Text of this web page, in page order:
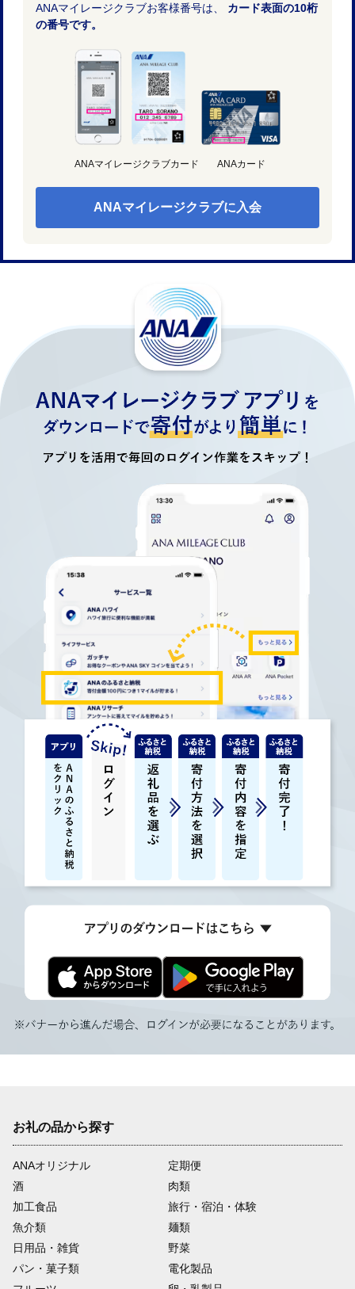
ANAマイレージクラブお客様番号は、 カード表面の10桁
の番号です。
ANAマイレージクラブカード ANAカード
ANAマイレージクラブに入会
お礼の品から探す
ANAオリジナル
定期便
酒
肉類
加工食品
旅行・宿泊・体験
魚介類
麺類
日用品・雑貨
野菜
パン・菓子類
電化製品